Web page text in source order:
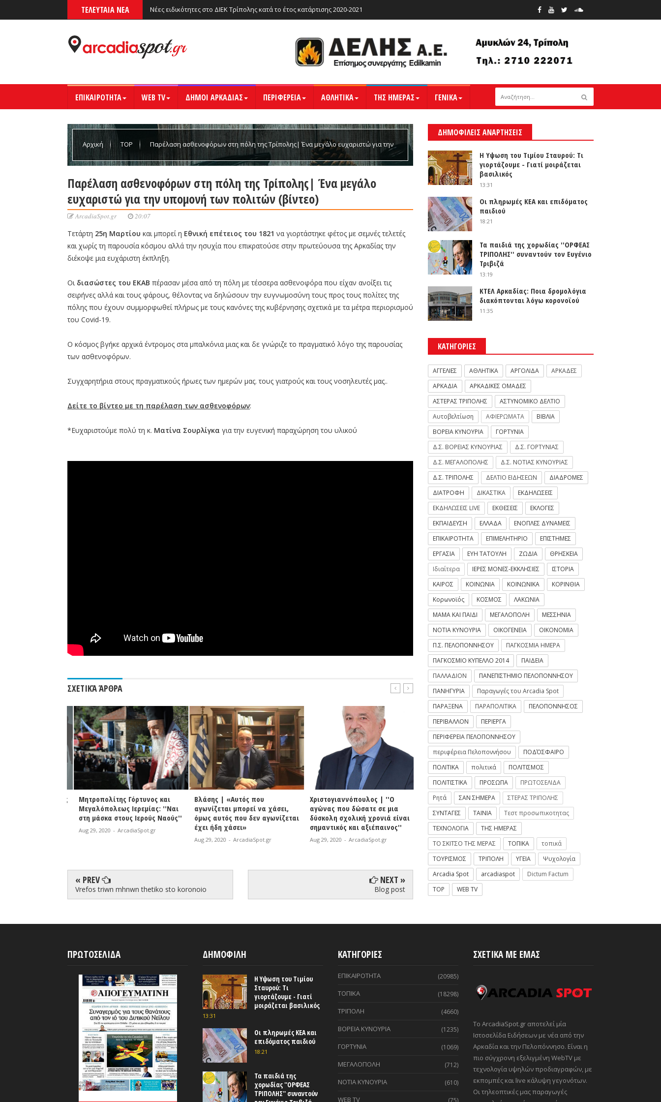
ΤΕΛΕΥΤΑΙΑ ΝΕΑ Νέες ειδικότητες στο ΔΙΕΚ Τρίπολης κατά το έτος κατάρτισης 2020-2021
ΕΠΙΚΑΙΡΟΤΗΤΑ WEB TV ΔΗΜΟΙ ΑΡΚΑΔΙΑΣ ΠΕΡΙΦΕΡΕΙΑ ΑΘΛΗΤΙΚΑ ΤΗΣ ΗΜΕΡΑΣ ΓΕΝΙΚΑ
Αρχική TOP Παρέλαση ασθενοφόρων στη πόλη της Τρίπολης| Ένα μεγάλο ευχαριστώ για την
Παρέλαση ασθενοφόρων στη πόλη της Τρίπολης| Ένα μεγάλο
ευχαριστώ για την υπομονή των πολιτών (βίντεο)
ArcadiaSpot.gr 20:07
Τετάρτη 25η Μαρτίου και μπορεί η Εθνική επέτειος του 1821 να γιορτάστηκε φέτος με σεμνές τελετές
και χωρίς τη παρουσία κόσμου αλλά την ησυχία που επικρατούσε στην πρωτεύουσα της Αρκαδίας την
διέκοψε μια ευχάριστη έκπληξη.
Οι διασώστες του ΕΚΑΒ πέρασαν μέσα από τη πόλη με τέσσερα ασθενοφόρα που είχαν ανοίξει τις
σειρήνες αλλά και τους φάρους, θέλοντας να δηλώσουν την ευγνωμοσύνη τους προς τους πολίτες της
πόλης που έχουν συμμορφωθεί πλήρως με τους κανόνες της κυβέρνησης σχετικά με τα μέτρα περιορισμού
του Covid-19.
Ο κόσμος βγήκε αρχικά έντρομος στα μπαλκόνια μιας και δε γνώριζε το πραγματικό λόγο της παρουσίας
των ασθενοφόρων.
Συγχαρητήρια στους πραγματικούς ήρωες των ημερών μας. τους γιατρούς και τους νοσηλευτές μας..
Δείτε το βίντεο με τη παρέλαση των ασθενοφόρων:
*Ευχαριστούμε πολύ τη κ. Ματίνα Σουρλίγκα για την ευγενική παραχώρηση του υλικού
ΣΧΕΤΙΚΆ ΆΡΘΡΑ
Μητροπολίτης Γόρτυνος και
Μεγαλόπολεως Ιερεμίας: ''Ναι
στη μάσκα στους Ιερούς Ναούς''
Aug 29, 2020 - ArcadiaSpot.gr
Βλάσης | «Αυτός που
αγωνίζεται μπορεί να χάσει,
όμως αυτός που δεν αγωνίζεται
έχει ήδη χάσει»
Aug 29, 2020 - ArcadiaSpot.gr
Χριστογιαννόπουλος | ''Ο
αγώνας που δώσατε σε μια
δύσκολη σχολική χρονιά είναι
σημαντικός και αξιέπαινος''
Aug 29, 2020 - ArcadiaSpot.gr
Δήμος Τρίπολης | Τα
αποτελέσματα για την
πρόσληψη προσωπικού σε
υπηρεσίες καθαρισμού
σχολικών μονάδων
Aug 29, 2020 - ArcadiaSpot.gr
« PREV
Vrefos triwn mhnwn thetiko sto koronoio
NEXT »
Blog post
ΔΗΜΟΦΙΛΕΙΣ ΑΝΑΡΤΗΣΕΙΣ
Η Υψωση του Τιμίου Σταυρού: Τι
γιορτάζουμε - Γιατί μοιράζεται
βασιλικός
13:31
Οι πληρωμές ΚΕΑ και επιδόματος
παιδιού
18:21
Τα παιδιά της χορωδίας ''ΟΡΦΕΑΣ
ΤΡΙΠΟΛΗΣ'' συναντούν τον Ευγένιο
Τριβιζά
13:19
ΚΤΕΛ Αρκαδίας: Ποια δρομολόγια
διακόπτονται λόγω κορονοϊού
11:35
ΚΑΤΗΓΟΡΙΕΣ
ΑΓΓΕΛΙΕΣ ΑΘΛΗΤΙΚΑ ΑΡΓΟΛΙΔΑ
ΑΡΚΑΔΕΣ
ΑΡΚΑΔΙΑ
ΑΡΚΑΔΙΚΕΣ ΟΜΑΔΕΣ
ΑΣΤΕΡΑΣ ΤΡΙΠΟΛΗΣ
ΑΣΤΥΝΟΜΙΚΟ ΔΕΛΤΙΟ
Αυτοβελτίωση
ΑΦΙΕΡΩΜΑΤΑ
ΒΙΒΛΙΑ
ΒΟΡΕΙΑ ΚΥΝΟΥΡΙΑ
ΓΟΡΤΥΝΙΑ
Δ.Σ. ΒΟΡΕΙΑΣ ΚΥΝΟΥΡΙΑΣ
Δ.Σ. ΓΟΡΤΥΝΙΑΣ
Δ.Σ. ΜΕΓΑΛΟΠΟΛΗΣ
Δ.Σ. ΝΟΤΙΑΣ ΚΥΝΟΥΡΙΑΣ
Δ.Σ. ΤΡΙΠΟΛΗΣ
ΔΕΛΤΙΟ ΕΙΔΗΣΕΩΝ
ΔΙΑΔΡΟΜΕΣ
ΔΙΑΤΡΟΦΗ
ΔΙΚΑΣΤΙΚΑ
ΕΚΔΗΛΩΣΕΙΣ
ΕΚΔΗΛΩΣΕΙΣ LIVE
ΕΚΘΕΣΕΙΣ
ΕΚΛΟΓΕΣ
ΕΚΠΑΙΔΕΥΣΗ
ΕΛΛΑΔΑ
ΕΝΟΠΛΕΣ ΔΥΝΑΜΕΙΣ
ΕΠΙΚΑΙΡΟΤΗΤΑ
ΕΠΙΜΕΛΗΤΗΡΙΟ
ΕΠΙΣΤΗΜΕΣ
ΕΡΓΑΣΙΑ
ΕΥΗ ΤΑΤΟΥΛΗ ΖΩΔΙΑ
ΘΡΗΣΚΕΙΑ
Ιδιαίτερα
ΙΕΡΕΣ ΜΟΝΕΣ-ΕΚΚΛΗΣΙΕΣ
ΙΣΤΟΡΙΑ
ΚΑΙΡΟΣ
ΚΟΙΝΩΝΙΑ ΚΟΙΝΩΝΙΚΑ
ΚΟΡΙΝΘΙΑ
Κορωνοϊός
ΚΟΣΜΟΣ
ΛΑΚΩΝΙΑ
ΜΑΜΑ ΚΑΙ ΠΑΙΔΙ
ΜΕΓΑΛΟΠΟΛΗ
ΜΕΣΣΗΝΙΑ
ΝΟΤΙΑ ΚΥΝΟΥΡΙΑ
ΟΙΚΟΓΕΝΕΙΑ
ΟΙΚΟΝΟΜΙΑ
Π.Σ. ΠΕΛΟΠΟΝΝΗΣΟΥ
ΠΑΓΚΟΣΜΙΑ ΗΜΕΡΑ
ΠΑΓΚΟΣΜΙΟ ΚΥΠΕΛΛΟ 2014
ΠΑΙΔΕΙΑ
ΠΑΛΛΑΔΙΟΝ
ΠΑΝΕΠΙΣΤΗΜΙΟ ΠΕΛΟΠΟΝΝΗΣΟΥ
ΠΑΝΗΓΥΡΙΑ
Παραγωγές του Arcadia Spot
ΠΑΡΑΞΕΝΑ
ΠΑΡΑΠΟΛΙΤΙΚΑ
ΠΕΛΟΠΟΝΝΗΣΟΣ
ΠΕΡΙΒΑΛΛΟΝ
ΠΕΡΙΕΡΓΑ
ΠΕΡΙΦΕΡΕΙΑ ΠΕΛΟΠΟΝΝΗΣΟΥ
περιφέρεια Πελοποννήσου
ΠΟΔΌΣΦΑΙΡΟ
ΠΟΛΙΤΙΚΑ
πολιτικά
ΠΟΛΙΤΙΣΜΟΣ
ΠΟΛΙΤΙΣΤΙΚΑ
ΠΡΟΣΩΠΑ
ΠΡΩΤΟΣΕΛΙΔΑ
Ρητά
ΣΑΝ ΣΗΜΕΡΑ
ΣΤΕΡΑΣ ΤΡΙΠΟΛΗΣ
ΣΥΝΤΑΓΕΣ
ΤΑΙΝΙΑ
Τεστ προσωπικοτητας
ΤΕΧΝΟΛΟΓΙΑ
ΤΗΣ ΗΜΕΡΑΣ
ΤΟ ΣΚΙΤΣΟ ΤΗΣ ΜΕΡΑΣ
ΤΟΠΙΚΑ
τοπικά
ΤΟΥΡΙΣΜΟΣ
ΤΡΙΠΟΛΗ ΥΓΕΙΑ
Ψυχολογία
Arcadia Spot
arcadiaspot
Dictum Factum
TOP
WEB TV
ΠΡΩΤΟΣΕΛΙΔΑ ΔΗΜΟΦΙΛΗ
Η Υψωση του Τιμίου
Σταυρού: Τι
γιορτάζουμε - Γιατί
μοιράζεται βασιλικός
13:31
Οι πληρωμές ΚΕΑ και
επιδόματος παιδιού
18:21
Τα παιδιά της
χορωδίας ''ΟΡΦΕΑΣ
ΤΡΙΠΟΛΗΣ'' συναντούν
ΚΑΤΗΓΟΡΙΕΣ
ΕΠΙΚΑΙΡΟΤΗΤΑ (20985)
ΤΟΠΙΚΑ (18298)
ΤΡΙΠΟΛΗ (4660)
ΒΟΡΕΙΑ ΚΥΝΟΥΡΙΑ (1235)
ΓΟΡΤΥΝΙΑ (1069)
ΜΕΓΑΛΟΠΟΛΗ (712)
ΝΟΤΙΑ ΚΥΝΟΥΡΙΑ (610)
WEB TV (75)
ΣΧΕΤΙΚΑ ΜΕ ΕΜΑΣ
Το ArcadiaSpot.gr αποτελεί μία
Ιστοσελίδα Ειδήσεων με νέα από την
Αρκαδία και την Πελοπόννησο. Είναι η
πιο σύγχρονη εξελιγμένη WebTV με
τεχνολογία υψηλών προδιαγραφών, με
εκπομπές και live κάλυψη γεγονότων.
Οι τηλεοπτικές μας παραγωγές